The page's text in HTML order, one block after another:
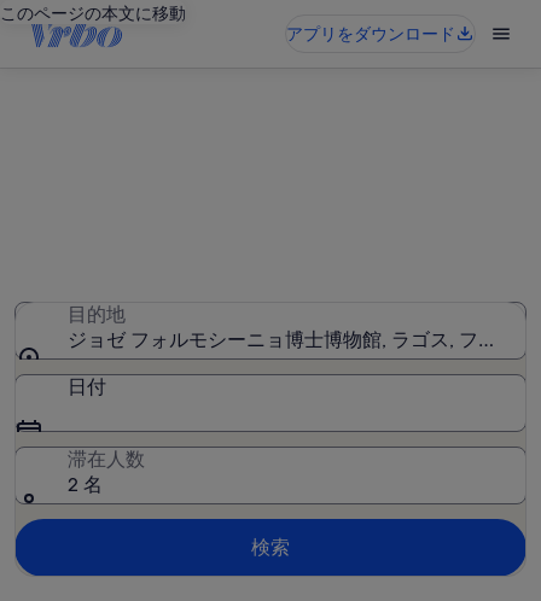
このページの本文に移動
アプリをダウンロード
目的地
ジョゼ フォルモシーニョ博士博物館, ラゴス, ファー
日付
滞在人数
2 名
検索